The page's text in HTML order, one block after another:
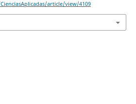
article/view/4109